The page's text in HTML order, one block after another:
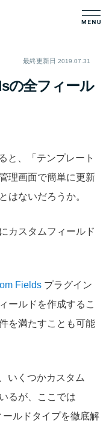
最終更新日 2019.07.31
の全フィール
と、「テンプレート
理画面で簡単に更新
はないだろうか。
カスタムフィールド
Fields プラグイン
ールドを作成するこ
を満たすことも可能
いくつかカスタム
るが、ここでは
ルドタイプを徹底解